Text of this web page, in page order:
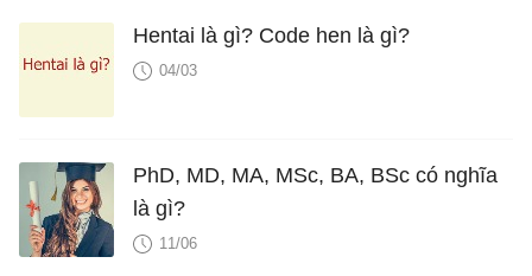
Hentai là gì? Code hen là gì?
04/03
PhD, MD, MA, MSc, BA, BSc có nghĩa
là gì?
11/06